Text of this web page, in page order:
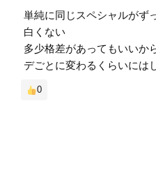
単純に同じスペシャルがず
白くない
多少格差があってもいいか
デごとに変わるくらいには
0